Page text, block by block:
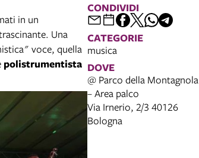
in un
Una
voce, quella
polistrumentista
CONDIVIDI
CATEGORIE
musica
DOVE
@ Parco della Montagnola
– Area palco
Via Irnerio, 2/3 40126
Bologna